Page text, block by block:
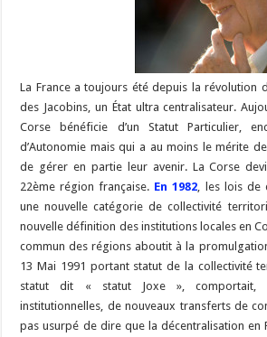
La France a toujours été depuis la révolution
des Jacobins, un État ultra centralisateur.
Corse bénéficie d’un Statut Particulier,
d’Autonomie mais qui a au moins le mérite
de gérer en partie leur avenir. La Corse
22ème région française. En 1982, les lois de
une nouvelle catégorie de collectivité
nouvelle définition des institutions locales en
commun des régions aboutit à la
13 Mai 1991 portant statut de la collectivité
statut dit « statut Joxe », comportait,
institutionnelles, de nouveaux transferts de
pas usurpé de dire que la décentralisation en